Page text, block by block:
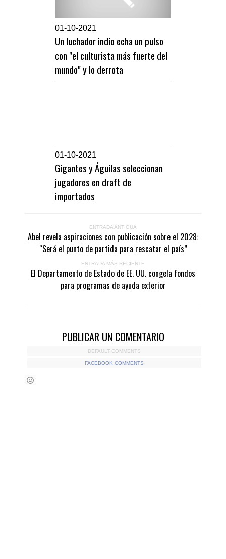
01-10-2021
Un luchador indio echa un pulso
con "el culturista más fuerte del
mundo" y lo derrota
01-10-2021
Gigantes y Águilas seleccionan
jugadores en draft de
importados
ENTRADA ANTIGUA
Abel revela aspiraciones con publicación sobre el 2028:
“Será el punto de partida para rescatar el país”
ENTRADA MÁS RECIENTE
El Departamento de Estado de EE. UU. congela fondos
para programas de ayuda exterior
PUBLICAR UN COMENTARIO
DEFAULT COMMENTS
FACEBOOK COMMENTS